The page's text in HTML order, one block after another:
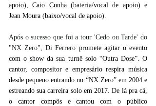
apoio), Caio Cunha (bateria/vocal de apoio) e
Jean Moura (baixo/vocal de apoio).
Após o sucesso que foi a tour 'Cedo ou Tarde' do
"NX Zero", Di Ferrero promete agitar o evento
com o show da sua turnê solo “Outra Dose”. O
cantor, compositor e empresário respira música
desde pequeno entrando no “NX Zero” em 2004 e
estreando sua carreira solo em 2017. De lá pra cá,
o cantor compôs e cantou com o público